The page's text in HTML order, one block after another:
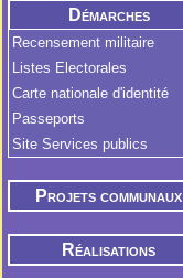
Démarches
Administratives
Recensement militaire
Listes Electorales
Carte nationale d'identité
Passeports
Site Services publics
Projets communaux
Réalisations